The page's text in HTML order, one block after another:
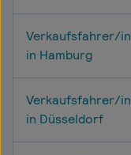
Verkaufsfahrer/in
in Hamburg
Verkaufsfahrer/in
in Düsseldorf